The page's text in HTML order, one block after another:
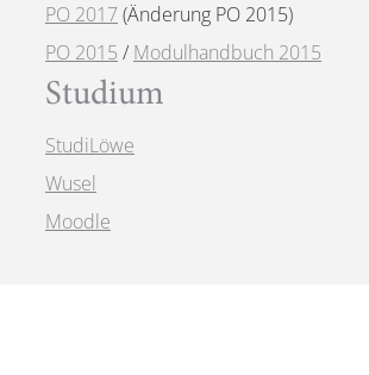
PO 2017 (Änderung PO 2015)
PO 2015 / Modulhandbuch 2015
Studium
StudiLöwe
Wusel
Moodle